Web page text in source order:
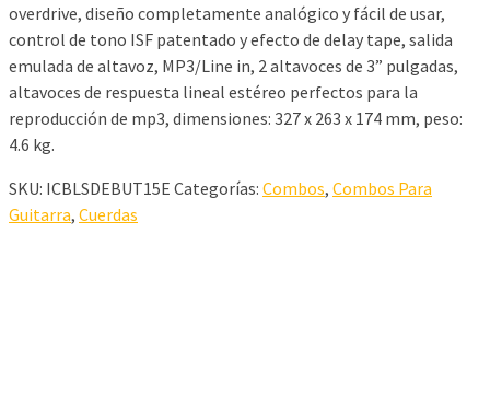
overdrive, diseño completamente analógico y fácil de usar,
control de tono ISF patentado y efecto de delay tape, salida
emulada de altavoz, MP3/Line in, 2 altavoces de 3” pulgadas,
altavoces de respuesta lineal estéreo perfectos para la
reproducción de mp3, dimensiones: 327 x 263 x 174 mm, peso:
4.6 kg.
SKU: ICBLSDEBUT15E Categorías: Combos, Combos Para
Guitarra, Cuerdas